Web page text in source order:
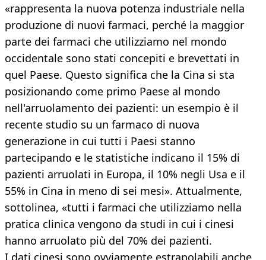
«rappresenta la nuova potenza industriale nella
produzione di nuovi farmaci, perché la maggior
parte dei farmaci che utilizziamo nel mondo
occidentale sono stati concepiti e brevettati in
quel Paese. Questo significa che la Cina si sta
posizionando come primo Paese al mondo
nell'arruolamento dei pazienti: un esempio è il
recente studio su un farmaco di nuova
generazione in cui tutti i Paesi stanno
partecipando e le statistiche indicano il 15% di
pazienti arruolati in Europa, il 10% negli Usa e il
55% in Cina in meno di sei mesi». Attualmente,
sottolinea, «tutti i farmaci che utilizziamo nella
pratica clinica vengono da studi in cui i cinesi
hanno arruolato più del 70% dei pazienti.
I dati cinesi sono ovviamente estrapolabili anche